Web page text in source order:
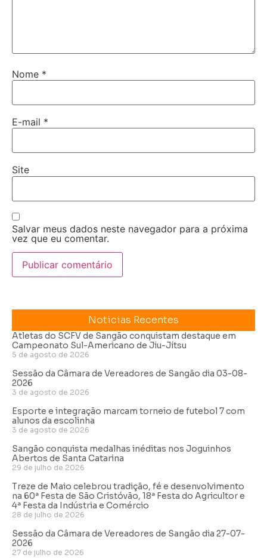
Nome *
E-mail *
Site
Salvar meus dados neste navegador para a próxima
vez que eu comentar.
Noticias Recentes
Atletas do SCFV de Sangão conquistam destaque em
Campeonato Sul-Americano de Jiu-Jítsu
5 de agosto de 2026
Sessão da Câmara de Vereadores de Sangão dia 03-08-
2026
3 de agosto de 2026
Esporte e integração marcam torneio de futebol 7 com
alunos da escolinha
3 de agosto de 2026
Sangão conquista medalhas inéditas nos Joguinhos
Abertos de Santa Catarina
29 de julho de 2026
Treze de Maio celebrou tradição, fé e desenvolvimento
na 60ª Festa de São Cristóvão, 18ª Festa do Agricultor e
4ª Festa da Indústria e Comércio
28 de julho de 2026
Sessão da Câmara de Vereadores de Sangão dia 27-07-
2026
27 de julho de 2026